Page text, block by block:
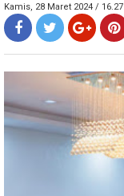
Kamis, 28 Maret 2024 / 16.27